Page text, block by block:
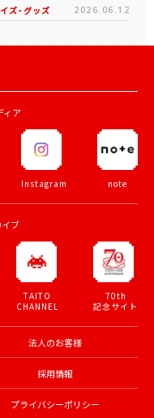
ズ・グッズ 2026.06.12
ィア
Instagram note
ブ
TAITO
CHANNEL
70th
記念サイト
法人のお客様
採用情報
プライバシーポリシー